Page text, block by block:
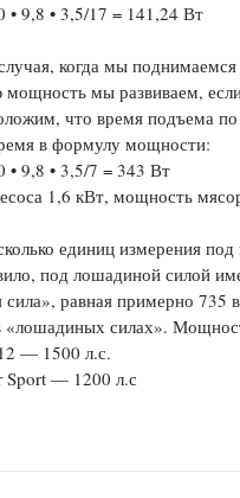
• 9,8 • 3,5/17 = 141,24 Вт
когда мы
мощность мы развиваем,
что вре­мя подъема по
в формулу мощности:
• 9,8 • 3,5/7 = 343 Вт
1,6 кВт, мощность
единиц измере­ния
под лошадиной силой
сила», равная примерно
«лошадиных силах».
— 1500 л.с.
Sport — 1200 л.с